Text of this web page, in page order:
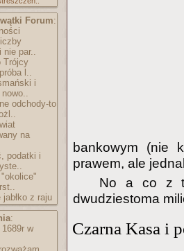
Forum:
nie par..
Trójcy
l..
i
odchody-to
na
podatki i
z raju
:
w
bankowym (nie
prawem, ale
No a co z
dwudziestoma
Czarna Kasa i